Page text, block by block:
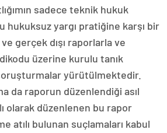
sadece teknik hukuk
hukuksuz yargı pratiğine karşı bir
gerçek dışı raporlarla ve
üzerine kurulu tanık
yürütülmektedir.
da raporun düzenlendiği asıl
olarak düzenlenen bu rapor
atılı bulunan suçlamaları kabul